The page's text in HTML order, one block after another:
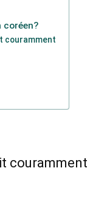
coréen?
couramment
couramment